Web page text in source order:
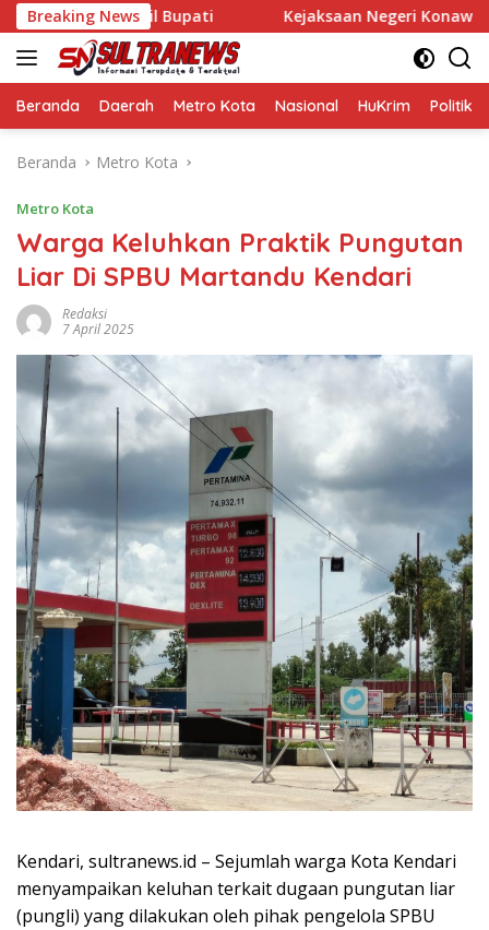
Langsung
ke
konten
Breaking News
dan Wakil Bupati Kejaksaan Negeri Konawe Usut
Beranda Daerah Metro Kota Nasional HuKrim Politik
Beranda Metro Kota
Metro Kota
Warga Keluhkan Praktik Pungutan
Liar Di SPBU Martandu Kendari
Redaksi
7 April 2025
Kendari, sultranews.id – Sejumlah warga Kota Kendari
menyampaikan keluhan terkait dugaan pungutan liar
(pungli) yang dilakukan oleh pihak pengelola SPBU